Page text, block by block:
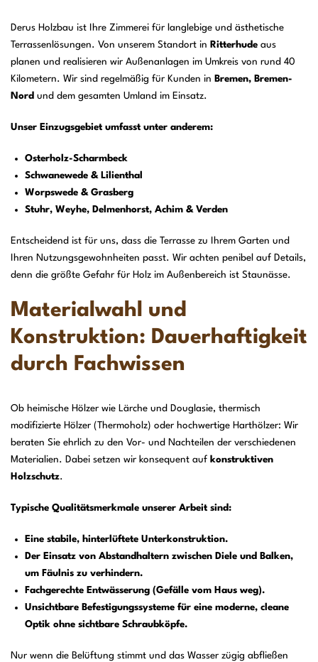
Derus Holzbau ist Ihre Zimmerei für langlebige und ästhetische
Terrassenlösungen. Von unserem Standort in Ritterhude aus
planen und realisieren wir Außenanlagen im Umkreis von rund 40
Kilometern. Wir sind regelmäßig für Kunden in Bremen, Bremen-
Nord und dem gesamten Umland im Einsatz.
Unser Einzugsgebiet umfasst unter anderem:
Osterholz-Scharmbeck
Schwanewede & Lilienthal
Worpswede & Grasberg
Stuhr, Weyhe, Delmenhorst, Achim & Verden
Entscheidend ist für uns, dass die Terrasse zu Ihrem Garten und
Ihren Nutzungsgewohnheiten passt. Wir achten penibel auf Details,
denn die größte Gefahr für Holz im Außenbereich ist Staunässe.
Materialwahl und
Konstruktion: Dauerhaftigkeit
durch Fachwissen
Ob heimische Hölzer wie Lärche und Douglasie, thermisch
modifizierte Hölzer (Thermoholz) oder hochwertige Harthölzer: Wir
beraten Sie ehrlich zu den Vor- und Nachteilen der verschiedenen
Materialien. Dabei setzen wir konsequent auf konstruktiven
Holzschutz.
Typische Qualitätsmerkmale unserer Arbeit sind:
Eine stabile, hinterlüftete Unterkonstruktion.
Der Einsatz von Abstandhaltern zwischen Diele und Balken,
um Fäulnis zu verhindern.
Fachgerechte Entwässerung (Gefälle vom Haus weg).
Unsichtbare Befestigungssysteme für eine moderne, cleane
Optik ohne sichtbare Schraubköpfe.
Nur wenn die Belüftung stimmt und das Wasser zügig abfließen